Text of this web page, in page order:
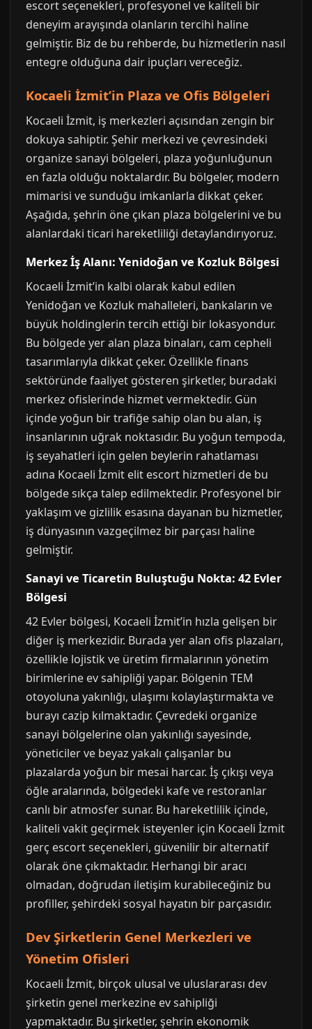
escort seçenekleri, profesyonel ve kaliteli bir
deneyim arayışında olanların tercihi haline
gelmiştir. Biz de bu rehberde, bu hizmetlerin nasıl
entegre olduğuna dair ipuçları vereceğiz.
Kocaeli İzmit’in Plaza ve Ofis Bölgeleri
Kocaeli İzmit, iş merkezleri açısından zengin bir
dokuya sahiptir. Şehir merkezi ve çevresindeki
organize sanayi bölgeleri, plaza yoğunluğunun
en fazla olduğu noktalardır. Bu bölgeler, modern
mimarisi ve sunduğu imkanlarla dikkat çeker.
Aşağıda, şehrin öne çıkan plaza bölgelerini ve bu
alanlardaki ticari hareketliliği detaylandırıyoruz.
Merkez İş Alanı: Yenidoğan ve Kozluk Bölgesi
Kocaeli İzmit’in kalbi olarak kabul edilen
Yenidoğan ve Kozluk mahalleleri, bankaların ve
büyük holdinglerin tercih ettiği bir lokasyondur.
Bu bölgede yer alan plaza binaları, cam cepheli
tasarımlarıyla dikkat çeker. Özellikle finans
sektöründe faaliyet gösteren şirketler, buradaki
merkez ofislerinde hizmet vermektedir. Gün
içinde yoğun bir trafiğe sahip olan bu alan, iş
insanlarının uğrak noktasıdır. Bu yoğun tempoda,
iş seyahatleri için gelen beylerin rahatlaması
adına Kocaeli İzmit elit escort hizmetleri de bu
bölgede sıkça talep edilmektedir. Profesyonel bir
yaklaşım ve gizlilik esasına dayanan bu hizmetler,
iş dünyasının vazgeçilmez bir parçası haline
gelmiştir.
Sanayi ve Ticaretin Buluştuğu Nokta: 42 Evler
Bölgesi
42 Evler bölgesi, Kocaeli İzmit’in hızla gelişen bir
diğer iş merkezidir. Burada yer alan ofis plazaları,
özellikle lojistik ve üretim firmalarının yönetim
birimlerine ev sahipliği yapar. Bölgenin TEM
otoyoluna yakınlığı, ulaşımı kolaylaştırmakta ve
burayı cazip kılmaktadır. Çevredeki organize
sanayi bölgelerine olan yakınlığı sayesinde,
yöneticiler ve beyaz yakalı çalışanlar bu
plazalarda yoğun bir mesai harcar. İş çıkışı veya
öğle aralarında, bölgedeki kafe ve restoranlar
canlı bir atmosfer sunar. Bu hareketlilik içinde,
kaliteli vakit geçirmek isteyenler için Kocaeli İzmit
gerç escort seçenekleri, güvenilir bir alternatif
olarak öne çıkmaktadır. Herhangi bir aracı
olmadan, doğrudan iletişim kurabileceğiniz bu
profiller, şehirdeki sosyal hayatın bir parçasıdır.
Dev Şirketlerin Genel Merkezleri ve
Yönetim Ofisleri
Kocaeli İzmit, birçok ulusal ve uluslararası dev
şirketin genel merkezine ev sahipliği
yapmaktadır. Bu şirketler, şehrin ekonomik